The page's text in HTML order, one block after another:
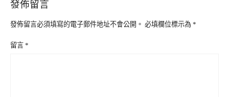
發佈留言
發佈留言必須填寫的電子郵件地址不會公開。 必填欄位標示為 *
留言 *